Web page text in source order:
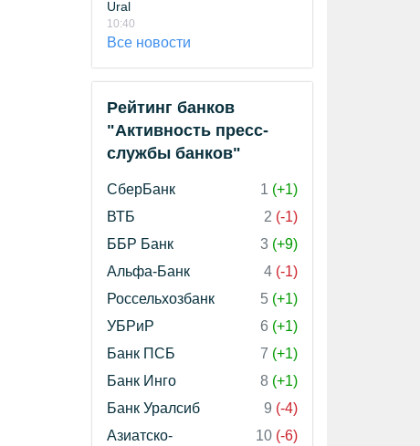
Ural
10:40
Все новости
Рейтинг банков
"Активность пресс-
службы банков"
СберБанк 1 (+1)
ВТБ
2 (-1)
ББР Банк
3 (+9)
Альфа-Банк
4 (-1)
Россельхозбанк
5 (+1)
УБРиР
6 (+1)
Банк ПСБ
7 (+1)
Банк Инго
8 (+1)
Банк Уралсиб
9 (-4)
Азиатско-
10 (-6)